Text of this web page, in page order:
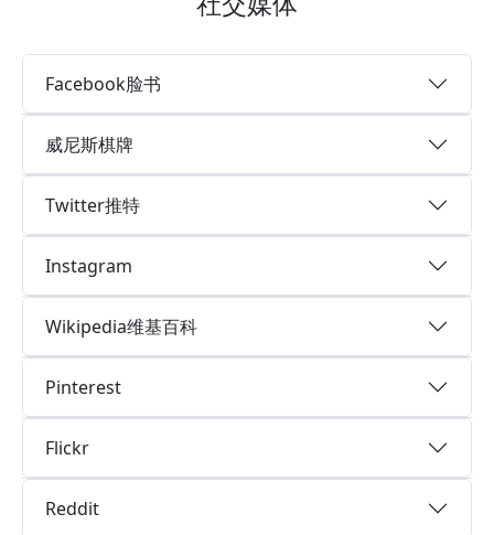
Facebook脸书
威尼斯棋牌
Twitter推特
Instagram
Wikipedia维基百科
Pinterest
Flickr
Reddit